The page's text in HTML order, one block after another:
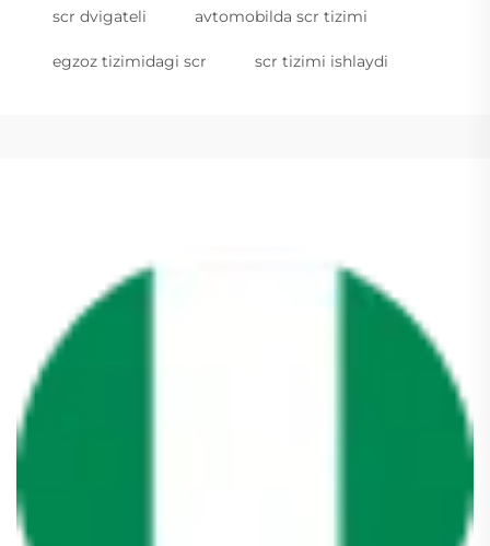
scr dvigateli avtomobilda scr tizimi
egzoz tizimidagi scr scr tizimi ishlaydi